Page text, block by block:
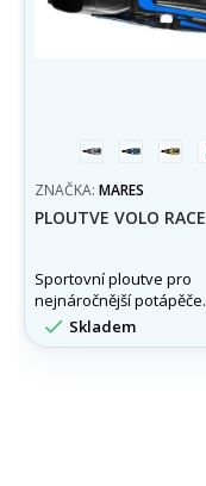
bílá modrážlutá
ZNAČKA: MARES
PLOUTVE VOLO RACE
Sportovní ploutve pro
nejnáročnější potápěče.
 Skladem